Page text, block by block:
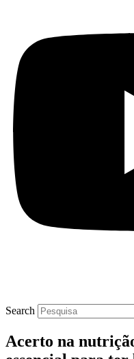
Search
Acerto na